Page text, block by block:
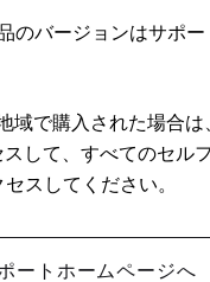
のバージョンはサポ
域で購入された場合は
して、すべてのセル
スしてください。
ートホームページへ